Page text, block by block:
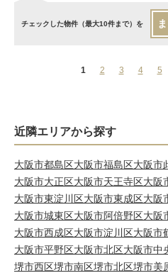
チェックした物件（最大10件まで）を
1 2 3 4 5
近隣エリアから探す
大阪市都島区大阪市福島区大阪市
大阪市大正区大阪市天王寺区大阪
大阪市東淀川区大阪市東成区大阪
大阪市城東区大阪市阿倍野区大阪
大阪市西成区大阪市淀川区大阪市
大阪市平野区大阪市北区大阪市中
堺市西区堺市南区堺市北区堺市美